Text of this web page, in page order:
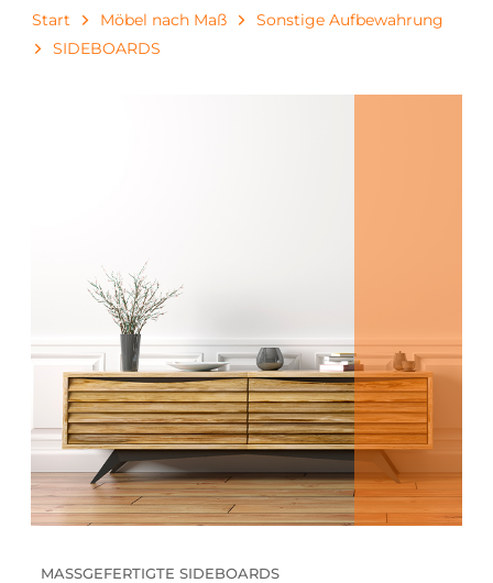
MASSGEFERTIGTE SIDEBOARDS
Start Möbel nach Maß
Sonstige Aufbewahrung
SIDEBOARDS